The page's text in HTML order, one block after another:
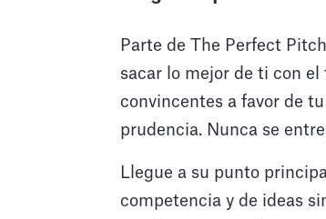
Parte de The Perfect
sacar lo mejor de ti con
convincentes a favor de
prudencia. Nunca se
Llegue a su punto
competencia y de ideas